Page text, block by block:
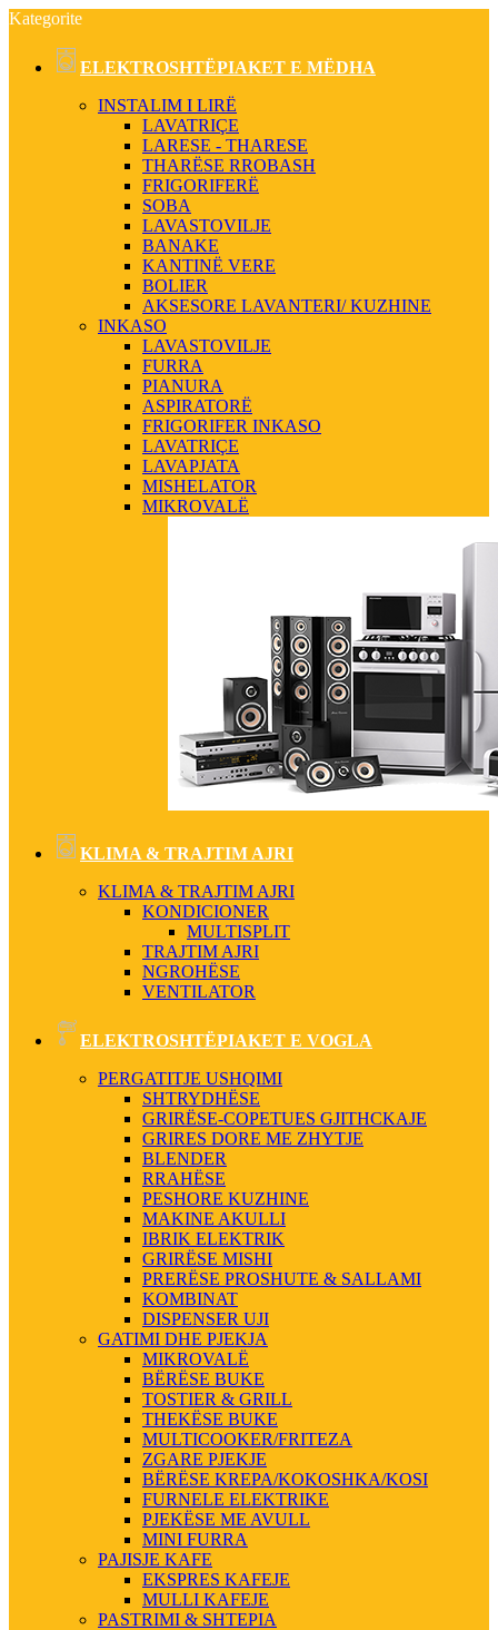
Kategorite
ELEKTROSHTËPIAKET E MËDHA
INSTALIM I LIRË
LAVATRIÇE
LARESE - THARESE
THARËSE RROBASH
FRIGORIFERË
SOBA
LAVASTOVILJE
BANAKE
KANTINË VERE
BOLIER
AKSESORE LAVANTERI/ KUZHINE
INKASO
LAVASTOVILJE
FURRA
PIANURA
ASPIRATORË
FRIGORIFER INKASO
LAVATRIÇE
LAVAPJATA
MISHELATOR
MIKROVALË
KLIMA & TRAJTIM AJRI
KLIMA & TRAJTIM AJRI
KONDICIONER
MULTISPLIT
TRAJTIM AJRI
NGROHËSE
VENTILATOR
ELEKTROSHTËPIAKET E VOGLA
PERGATITJE USHQIMI
SHTRYDHËSE
GRIRËSE-COPETUES GJITHCKAJE
GRIRES DORE ME ZHYTJE
BLENDER
RRAHËSE
PESHORE KUZHINE
MAKINE AKULLI
IBRIK ELEKTRIK
GRIRËSE MISHI
PRERËSE PROSHUTE & SALLAMI
KOMBINAT
DISPENSER UJI
GATIMI DHE PJEKJA
MIKROVALË
BËRËSE BUKE
TOSTIER & GRILL
THEKËSE BUKE
MULTICOOKER/FRITEZA
ZGARE PJEKJE
BËRËSE KREPA/KOKOSHKA/KOSI
FURNELE ELEKTRIKE
PJEKËSE ME AVULL
MINI FURRA
PAJISJE KAFE
EKSPRES KAFEJE
MULLI KAFEJE
PASTRIMI & SHTEPIA